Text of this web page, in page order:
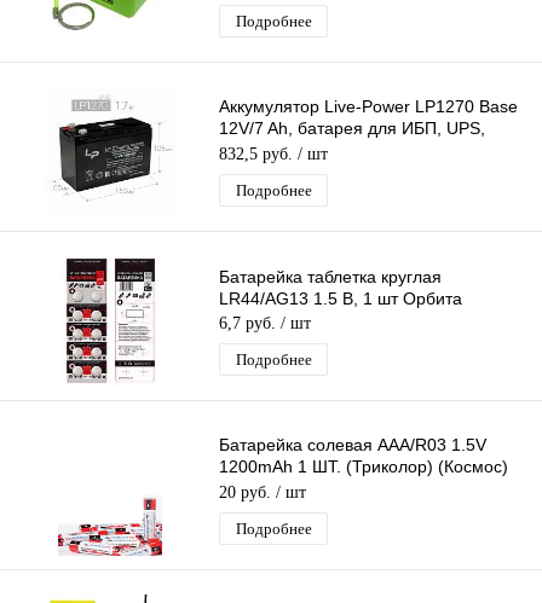
Подробнее
Аккумулятор Live-Power LP1270 Base
12V/7 Ah, батарея для ИБП, UPS,
свинцово-кислотный (150*65*105mm)
832,5 руб. / шт
Подробнее
Батарейка таблетка круглая
LR44/AG13 1.5 В, 1 шт Орбита
6,7 руб. / шт
Подробнее
Батарейка солевая AAA/R03 1.5V
1200mAh 1 ШТ. (Триколор) (Космос)
(Трофи) (SUPRMAX) 1 ШТ.
20 руб. / шт
Подробнее